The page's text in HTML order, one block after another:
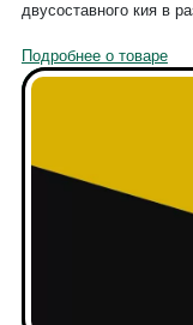
двусоставного кия в
Подробнее о товаре